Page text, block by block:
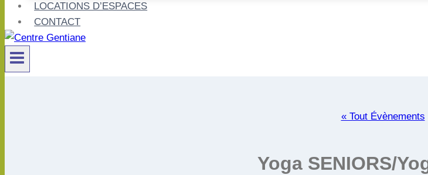
LOCATIONS D’ESPACES
CONTACT
« Tout Évènements
Yoga SENIORS/